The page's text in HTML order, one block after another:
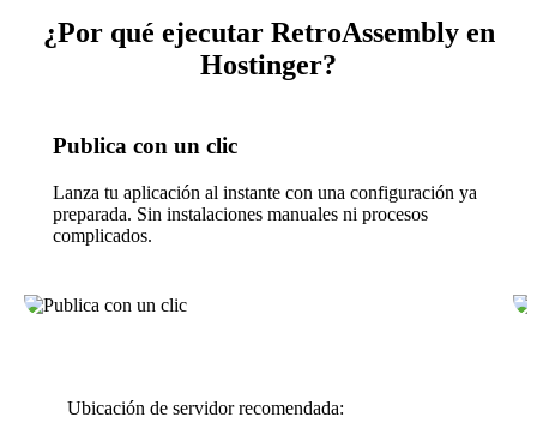
¿Por qué ejecutar RetroAssembly en
Hostinger?
Publica con un clic
Lanza tu aplicación al instante con una configuración ya
preparada. Sin instalaciones manuales ni procesos
complicados.
Ubicación de servidor recomendada: